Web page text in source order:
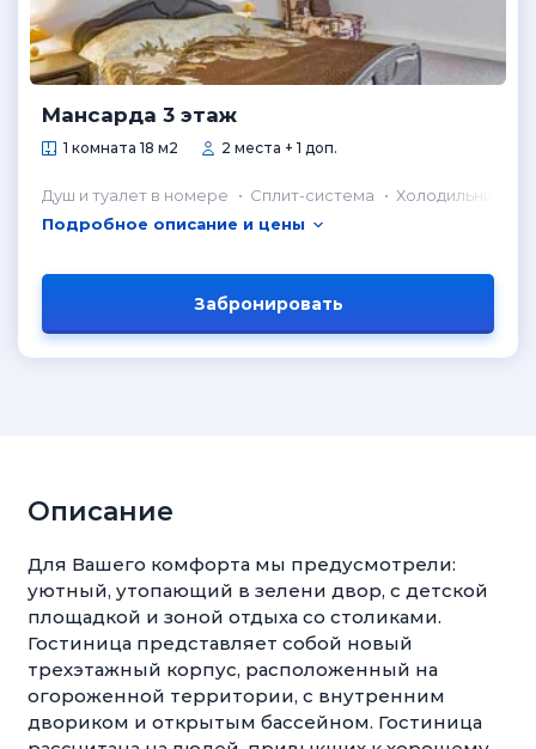
Мансарда 3 этаж
1 комната 18 м2 2 места + 1 доп.
Душ и туалет в номере Сплит-система
Холодильник в
Подробное описание и цены
Забронировать
Описание
Для Вашего комфорта мы предусмотрели:
уютный, утопающий в зелени двор, с детской
площадкой и зоной отдыха со столиками.
Гостиница представляет собой новый
трехэтажный корпус, расположенный на
огороженной территории, с внутренним
двориком и открытым бассейном. Гостиница